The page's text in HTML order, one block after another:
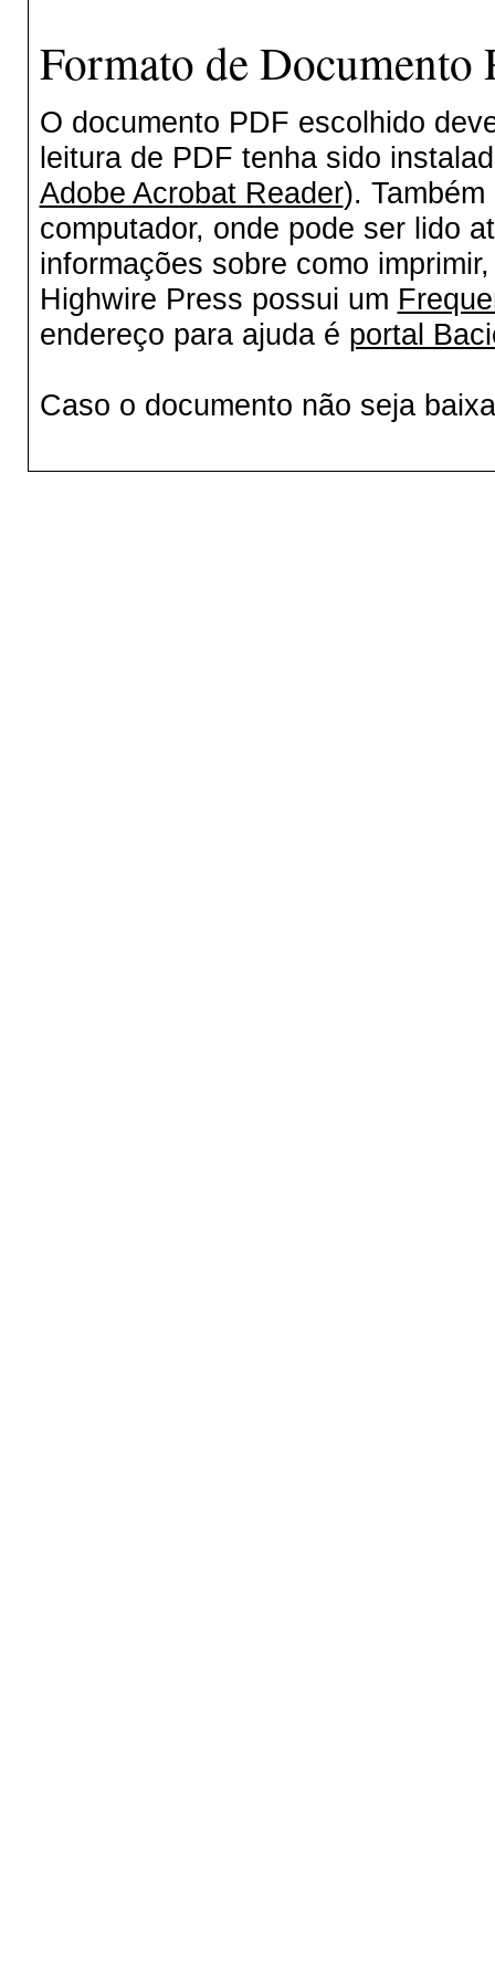
Formato de
O documento PDF escolhido
leitura de PDF tenha sido
Adobe Acrobat Reader).
computador, onde pode ser lido
informações sobre como
Highwire Press possui um
endereço para ajuda é portal
Caso o documento não seja